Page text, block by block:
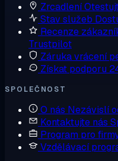
Zrcadlení
Stav služeb
Recenze
Trustpilot
Záruka vrácení
Získat podporu
SPOLEČNOST
O nás Nezávislí
Kontaktujte nás
Program pro
Vzdělávací